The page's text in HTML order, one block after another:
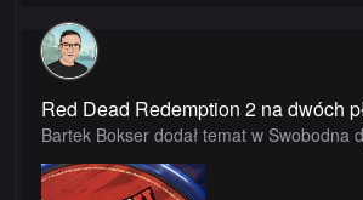
Red Dead Redemption 2 na dwóch
Bartek Bokser dodał temat w Swobodna